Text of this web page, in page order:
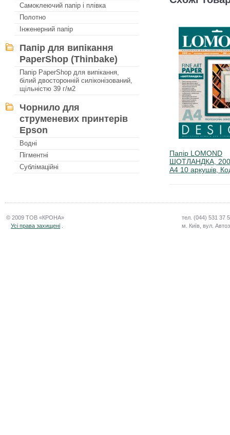
Папір LOMOND
ШОТЛАНДКА,
А4 10 аркушів,
Самоклеючий папір і плівка
Полотно
Інженерний папір
Папір для випікання
PaperShop (Thinbake)
Папір PaperShop для випікання,
білий двосторонній силіконізований,
щільністю 39 г/м2
Чорнило для
струменевих принтерів
Epson
Водні
Пігментні
Сублімаційні
© 2009 ТОВ «КРОНА»
Усі права захищені
тел. (044) 531 37
м. Київ, вул.